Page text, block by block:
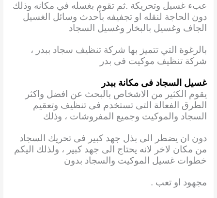
عبء غسيل وتحريكة .ثم تقوم بغسله في مكانه وذلك
دون الحاجة لنقله او تجفيفه بأحدث وسائل الغسيل
الجاف وغسيل بالبخار وغسيل السجاد
بالرغوة التي تتميز بها شركة تنظيف سجاد ببدر ،
شركة تنظيف موكيت فى بدر
غسيل السجاد فى مكانة ببدر
يقوم الكثير من الاشخاص بالبحث عن افضل واكثر
الطرق الفعالة التى تستخدم فى تنظيف وتعقيم
السجاد والموكيت وجميع المفروشات ، وذلك
دون ان يضطر الى بذل جهد كبير فى تحريك السجاد
من مكان لاخر لانه يحتاج الى جهد كبير ، ولذلك اليكم
خطوات غسيل الموكيت والسجاد بدون
مجهود او تعب .